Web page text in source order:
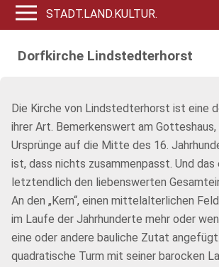
STADT.LAND.KULTUR.
Dorfkirche Lindstedterhorst
Die Kirche von Lindstedterhorst ist eine
ihrer Art. Bemerkenswert am Gotteshaus,
Ursprünge auf die Mitte des 16.
ist, dass nichts zusammenpasst. Und das
letztendlich den liebenswerten
An den „Kern“, einen mittelalterlichen
im Laufe der Jahrhunderte mehr oder
eine oder andere bauliche Zutat
quadratische Turm mit seiner barocken